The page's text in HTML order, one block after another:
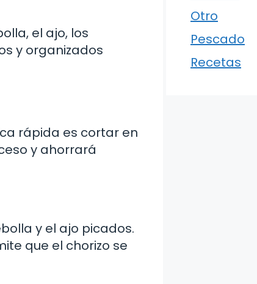
el ajo, los
y organizados
rápida es cortar en
y ahorrará
y el ajo picados.
que el chorizo se
Otro
Pescado
Recetas